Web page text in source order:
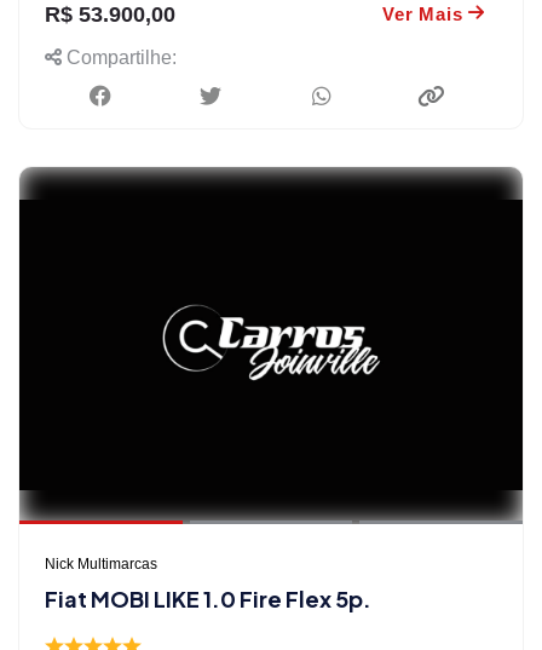
R$ 53.900,00 Ver Mais
Compartilhe:
Nick Multimarcas
Fiat MOBI LIKE 1.0 Fire Flex 5p.